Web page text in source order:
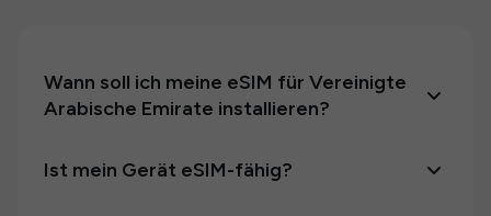
Wann soll ich meine eSIM für Vereinigte
Arabische Emirate installieren?
Ist mein Gerät eSIM-fähig?